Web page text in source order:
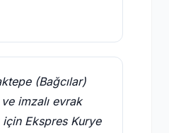
(Bağcılar)
ve imzalı evrak
Ekspres Kurye